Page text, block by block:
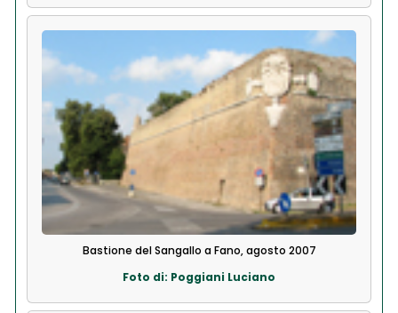
Bastione del Sangallo a Fano, agosto 2007
Foto di: Poggiani Luciano